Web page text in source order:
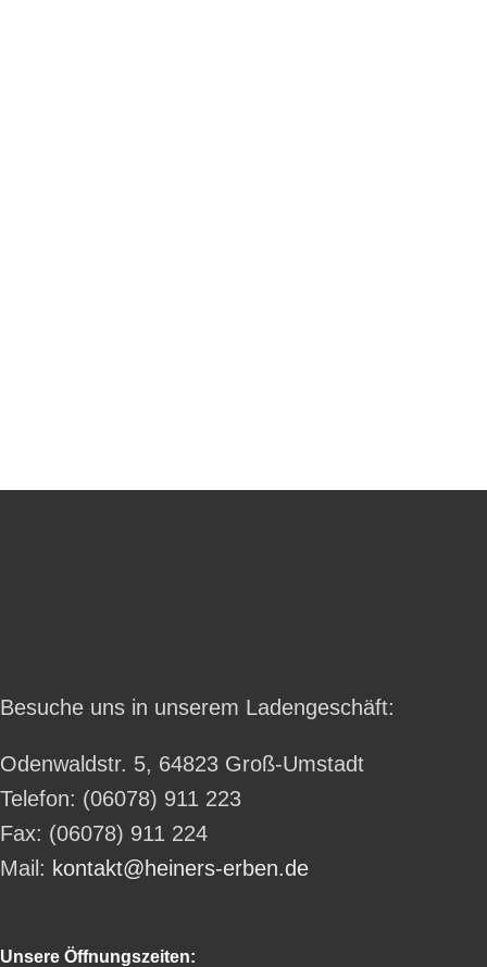
Besuche uns in unserem Ladengeschäft:
Odenwaldstr. 5, 64823 Groß-Umstadt
Telefon: (06078) 911 223
Fax: (06078) 911 224
Mail: kontakt@heiners-erben.de
Unsere Öffnungszeiten: